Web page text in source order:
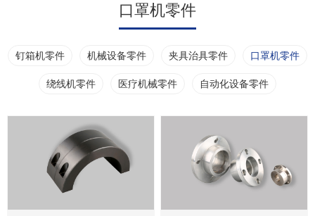
口罩机零件
钉箱机零件 机械设备零件 夹具治具零件 口罩机零件
绕线机零件 医疗机械零件 自动化设备零件